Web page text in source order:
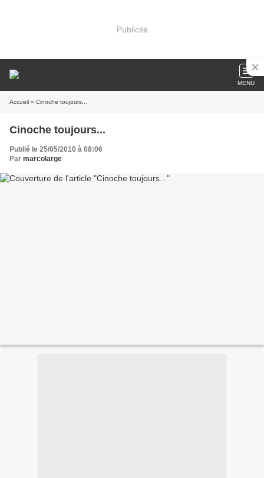
Publicité
MENU
Accueil » Cinoche toujours...
Cinoche toujours...
Publié le 25/05/2010 à 08:06
Par marcolarge